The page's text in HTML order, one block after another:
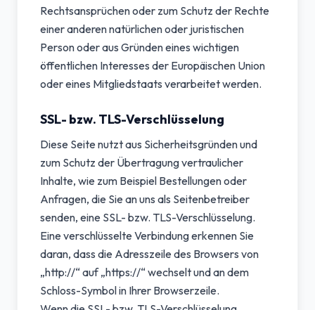
Rechtsansprüchen oder zum Schutz der Rechte
einer anderen natürlichen oder juristischen
Person oder aus Gründen eines wichtigen
öffentlichen Interesses der Europäischen Union
oder eines Mitgliedstaats verarbeitet werden.
SSL- bzw. TLS-Verschlüsselung
Diese Seite nutzt aus Sicherheitsgründen und
zum Schutz der Übertragung vertraulicher
Inhalte, wie zum Beispiel Bestellungen oder
Anfragen, die Sie an uns als Seitenbetreiber
senden, eine SSL- bzw. TLS-Verschlüsselung.
Eine verschlüsselte Verbindung erkennen Sie
daran, dass die Adresszeile des Browsers von
„http://“ auf „https://“ wechselt und an dem
Schloss-Symbol in Ihrer Browserzeile.